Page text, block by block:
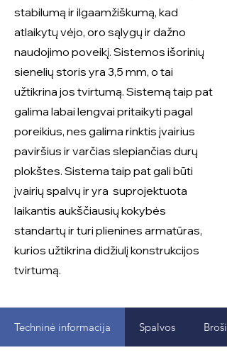
stabilumą ir ilgaamžiškumą, kad
atlaikytų vėjo, oro sąlygų ir dažno
naudojimo poveikį. Sistemos išorinių
sienelių storis yra 3,5 mm, o tai
užtikrina jos tvirtumą. Sistemą taip pat
galima labai lengvai pritaikyti pagal
poreikius, nes galima rinktis įvairius
paviršius ir varčias slepiančias durų
plokštes. Sistema taip pat gali būti
įvairių spalvų ir yra suprojektuota
laikantis aukščiausių kokybės
standartų ir turi plienines armatūras,
kurios užtikrina didžiulį konstrukcijos
tvirtumą.
Techninė informacija Spalvos